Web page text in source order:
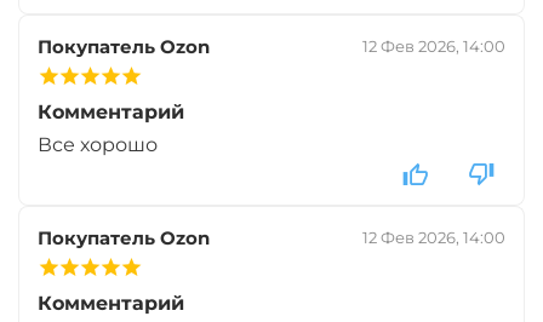
Покупатель Ozon 12 Фев 2026, 14:00
Комментарий
Все хорошо
Покупатель Ozon 12 Фев 2026, 14:00
Комментарий